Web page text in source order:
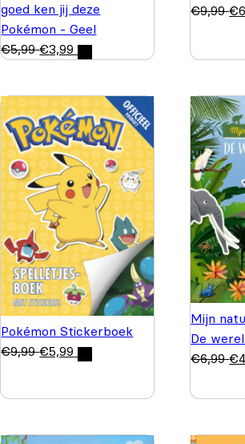
goed ken jij deze
Pokémon - Geel
€5,99 €3,99
€9,99 €
Pokémon Stickerboek
€9,99 €5,99
Mijn
De
€6,99 €